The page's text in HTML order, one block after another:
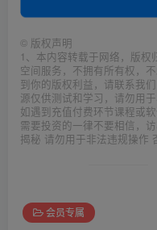
© 版权声明
1、本内容转载于网络，版
空间服务，不拥有所有权，
到你的版权利益，请联系我
源仅供测试和学习，请勿用
如遇到充值付费环节课程或
需要投资的一律不要相信，
揭秘 请勿用于非法违规操作
会员专属